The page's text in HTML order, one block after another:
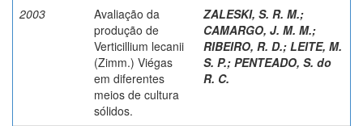
2003
Avaliação da
produção de
Verticillium lecanii
(Zimm.) Viégas
em diferentes
meios de cultura
sólidos.
ZALESKI, S. R. M.;
CAMARGO, J. M. M.;
RIBEIRO, R. D.; LEITE, M.
S. P.; PENTEADO, S. do
R. C.